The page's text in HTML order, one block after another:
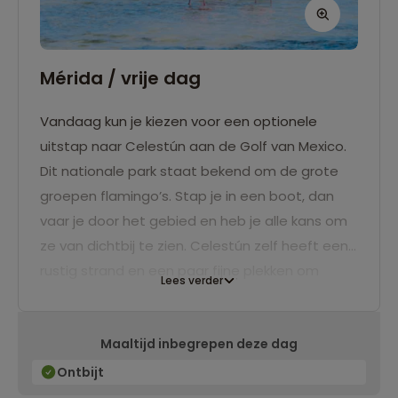
Mérida / vrije dag
Vandaag kun je kiezen voor een optionele
uitstap naar Celestún aan de Golf van Mexico.
Dit nationale park staat bekend om de grote
groepen flamingo’s. Stap je in een boot, dan
vaar je door het gebied en heb je alle kans om
ze van dichtbij te zien. Celestún zelf heeft een
Lees verder
Maaltijd inbegrepen deze dag
Ontbijt